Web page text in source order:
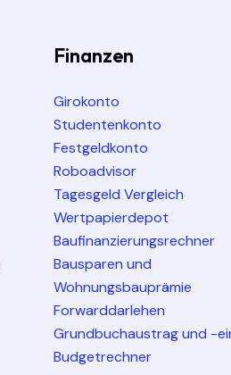
Finanzen
Girokonto
Studentenkonto
Festgeldkonto
Roboadvisor
Tagesgeld Vergleich
Wertpapierdepot
Baufinanzierungsrechner
Bausparen und
Wohnungsbauprämie
Forwarddarlehen
Grundbuchaustrag und -
Budgetrechner